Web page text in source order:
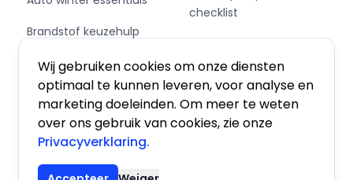
Wij gebruiken cookies om onze diensten
optimaal te kunnen leveren, voor analyse en
marketing doeleinden. Om meer te weten
over ons gebruik van cookies, zie onze
Privacyverklaring.
Brandstof keuzehulp
Schakel of automaat?
checklist
Private Leasen,
Financieren of Kopen?